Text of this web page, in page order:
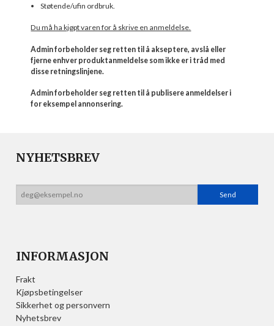
Støtende/ufin ordbruk.
Du må ha kjøpt varen for å skrive en anmeldelse.
Admin forbeholder seg retten til å akseptere, avslå eller
fjerne enhver produktanmeldelse som ikke er i tråd med
disse retningslinjene.
Admin forbeholder seg retten til å publisere anmeldelser i
for eksempel annonsering.
NYHETSBREV
INFORMASJON
Frakt
Kjøpsbetingelser
Sikkerhet og personvern
Nyhetsbrev